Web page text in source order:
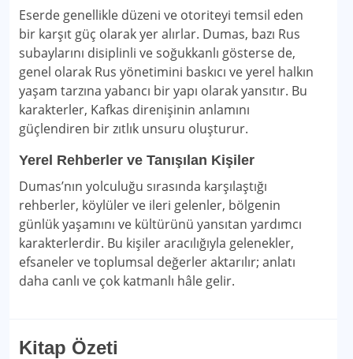
Eserde genellikle düzeni ve otoriteyi temsil eden
bir karşıt güç olarak yer alırlar. Dumas, bazı Rus
subaylarını disiplinli ve soğukkanlı gösterse de,
genel olarak Rus yönetimini baskıcı ve yerel halkın
yaşam tarzına yabancı bir yapı olarak yansıtır. Bu
karakterler, Kafkas direnişinin anlamını
güçlendiren bir zıtlık unsuru oluşturur.
Yerel Rehberler ve Tanışılan Kişiler
Dumas’nın yolculuğu sırasında karşılaştığı
rehberler, köylüler ve ileri gelenler, bölgenin
günlük yaşamını ve kültürünü yansıtan yardımcı
karakterlerdir. Bu kişiler aracılığıyla gelenekler,
efsaneler ve toplumsal değerler aktarılır; anlatı
daha canlı ve çok katmanlı hâle gelir.
Kitap Özeti